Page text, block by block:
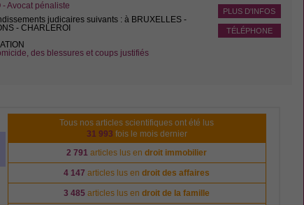
PLUS D'INFOS
TÉLÉPHONE
- Avocat pénaliste
judicaires suivants : à BRUXELLES -
- CHARLEROI
des blessures et coups justifiés
Tous nos articles scientifiques ont été lus
31 993 fois le mois dernier
2 791 articles lus endroit immobilier
4 147 articles lus endroit des affaires
3 485 articles lus endroit de la famille